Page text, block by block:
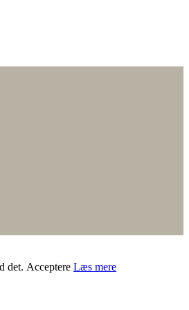
det. Acceptere Læs mere